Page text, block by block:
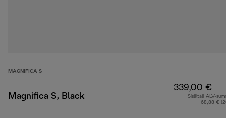
MAGNIFICA S
Magnifica S, Black
339,00 €
Sisältää ALV-
68,88 €